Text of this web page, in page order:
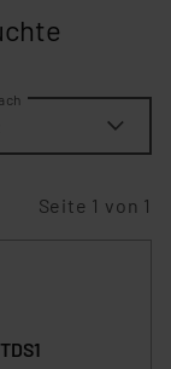
Seite 1 von 1